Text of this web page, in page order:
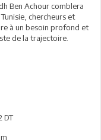
Ben Achour comblera
chercheurs et
à un besoin profond et
de la trajectoire.
DT